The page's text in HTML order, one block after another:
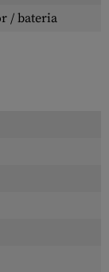
/ bateria